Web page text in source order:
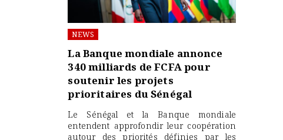
NEWS
La Banque mondiale annonce
340 milliards de FCFA pour
soutenir les projets
prioritaires du Sénégal
Le Sénégal et la Banque mondiale
entendent approfondir leur coopération
autour des priorités définies par les